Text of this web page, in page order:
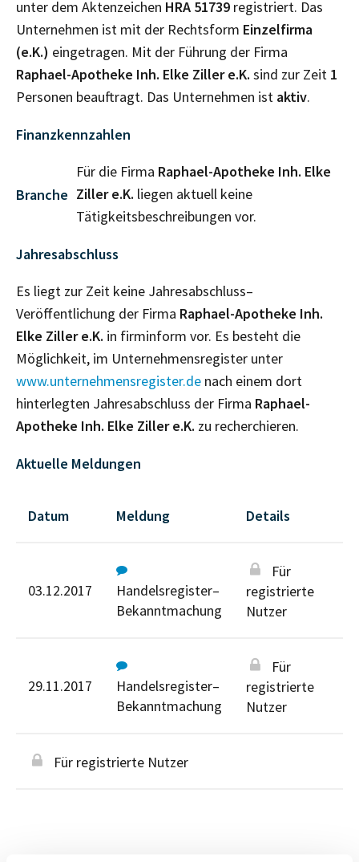
unter dem Aktenzeichen HRA 51739 registriert. Das
Unternehmen ist mit der Rechtsform Einzelfirma
(e.K.) eingetragen. Mit der Führung der Firma
Raphael-Apotheke Inh. Elke Ziller e.K. sind zur Zeit 1
Personen beauftragt. Das Unternehmen ist aktiv.
Finanzkennzahlen
Branche
Für die Firma Raphael-Apotheke Inh. Elke
Ziller e.K. liegen aktuell keine
Tätigkeitsbeschreibungen vor.
Jahresabschluss
Es liegt zur Zeit keine Jahresabschluss–
Veröffentlichung der Firma Raphael-Apotheke Inh.
Elke Ziller e.K. in firminform vor. Es besteht die
Möglichkeit, im Unternehmensregister unter
www.unternehmensregister.de nach einem dort
hinterlegten Jahresabschluss der Firma Raphael-
Apotheke Inh. Elke Ziller e.K. zu recherchieren.
Aktuelle Meldungen
Datum Meldung Details
03.12.2017
Handelsregister–
Bekanntmachung
Für
registrierte
Nutzer
29.11.2017
Handelsregister–
Bekanntmachung
Für
registrierte
Nutzer
Für registrierte Nutzer